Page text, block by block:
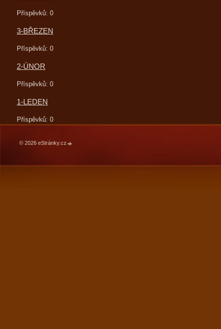
Příspěvků: 0
3-BŘEZEN
Příspěvků: 0
2-ÚNOR
Příspěvků: 0
1-LEDEN
Příspěvků: 0
© 2026 eStránky.cz